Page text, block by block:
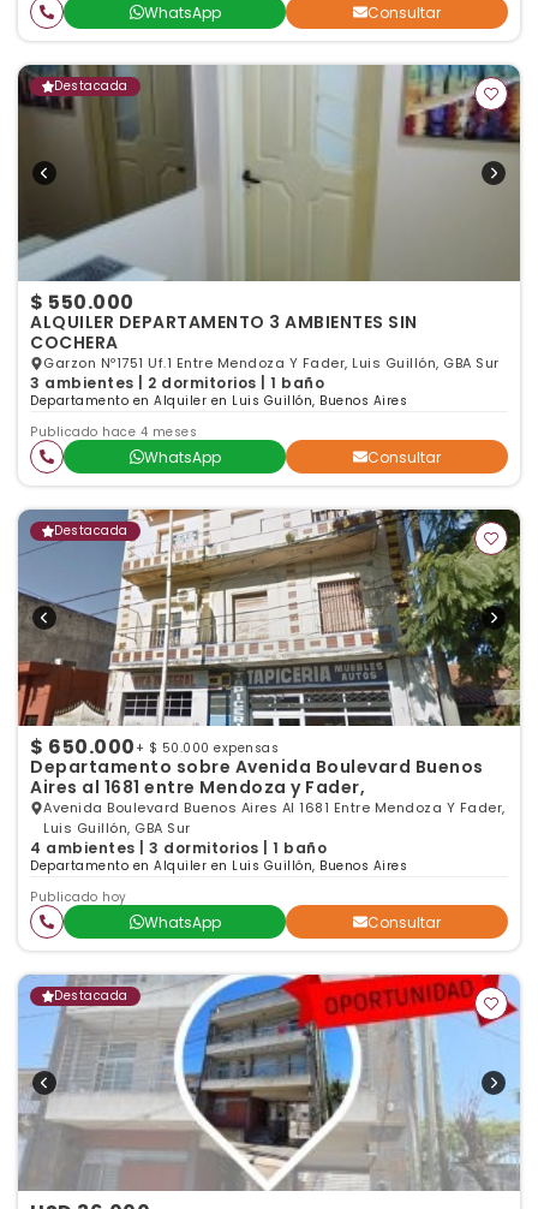
WhatsApp Consultar
Destacada
$ 550.000
ALQUILER DEPARTAMENTO 3 AMBIENTES SIN
COCHERA
Garzon Nº1751 Uf.1 Entre Mendoza Y Fader, Luis Guillón, GBA Sur
3 ambientes | 2 dormitorios | 1 baño
Departamento en Alquiler en Luis Guillón, Buenos Aires
Publicado hace 4 meses
WhatsApp Consultar
Destacada
$ 650.000 + $ 50.000 expensas
Departamento sobre Avenida Boulevard Buenos
Aires al 1681 entre Mendoza y Fader,
Avenida Boulevard Buenos Aires Al 1681 Entre Mendoza Y Fader,
Luis Guillón, GBA Sur
4 ambientes | 3 dormitorios | 1 baño
Departamento en Alquiler en Luis Guillón, Buenos Aires
Publicado hoy
WhatsApp Consultar
Destacada